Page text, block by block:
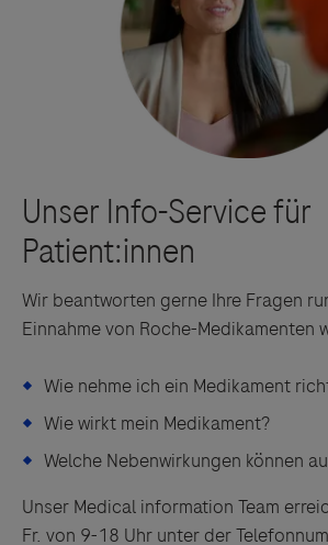
Wir beantworten gerne Ihre Fragen
Einnahme von Roche-Medikamenten
Wie nehme ich ein Medikament
Wie wirkt mein Medikament?
Welche Nebenwirkungen können
Unser Medical information Team
Fr. von 9-18 Uhr unter der